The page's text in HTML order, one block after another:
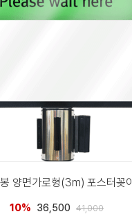
양면가로형(3m) 포스터꽂
10% 36,500 41,000